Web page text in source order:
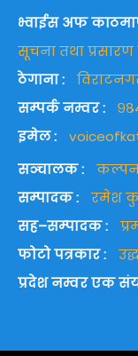
भ्वाईस अफ
सूचना तथा प्रसारण
ठेगाना :
सम्पर्क नम्वर :
इमेल :
सञ्चालक :
सम्पादक :
रमेश
सह–सम्पादक :
फोटो पत्रकार :
प्रदेश नम्वर एक